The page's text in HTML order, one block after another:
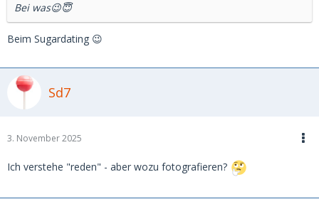
Bei was😉😇
Beim Sugardating 😉
Sd7
3. November 2025
Ich verstehe "reden" - aber wozu fotografieren?